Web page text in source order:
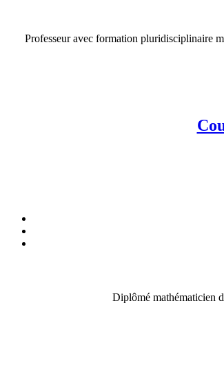
Professeur avec formation pluridisciplinaire
Diplômé mathématicien